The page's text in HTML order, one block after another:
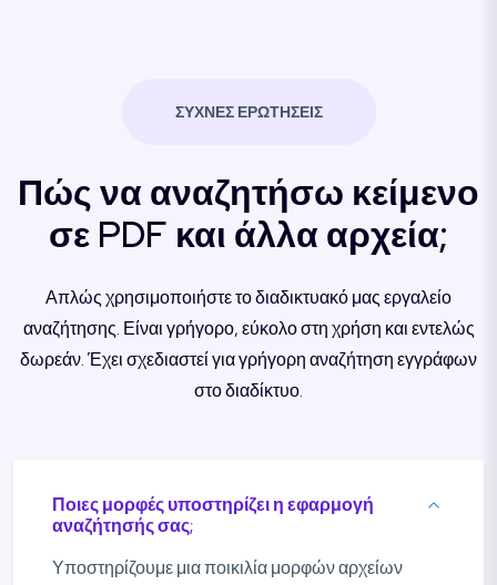
ΣΥΧΝΈΣ ΕΡΩΤΉΣΕΙΣ
Πώς να αναζητήσω κείμενο
σε PDF και άλλα αρχεία;
Απλώς χρησιμοποιήστε το διαδικτυακό μας εργαλείο
αναζήτησης. Είναι γρήγορο, εύκολο στη χρήση και εντελώς
δωρεάν. Έχει σχεδιαστεί για γρήγορη αναζήτηση εγγράφων
στο διαδίκτυο.
Ποιες μορφές υποστηρίζει η εφαρμογή
αναζήτησής σας;
Υποστηρίζουμε μια ποικιλία μορφών αρχείων